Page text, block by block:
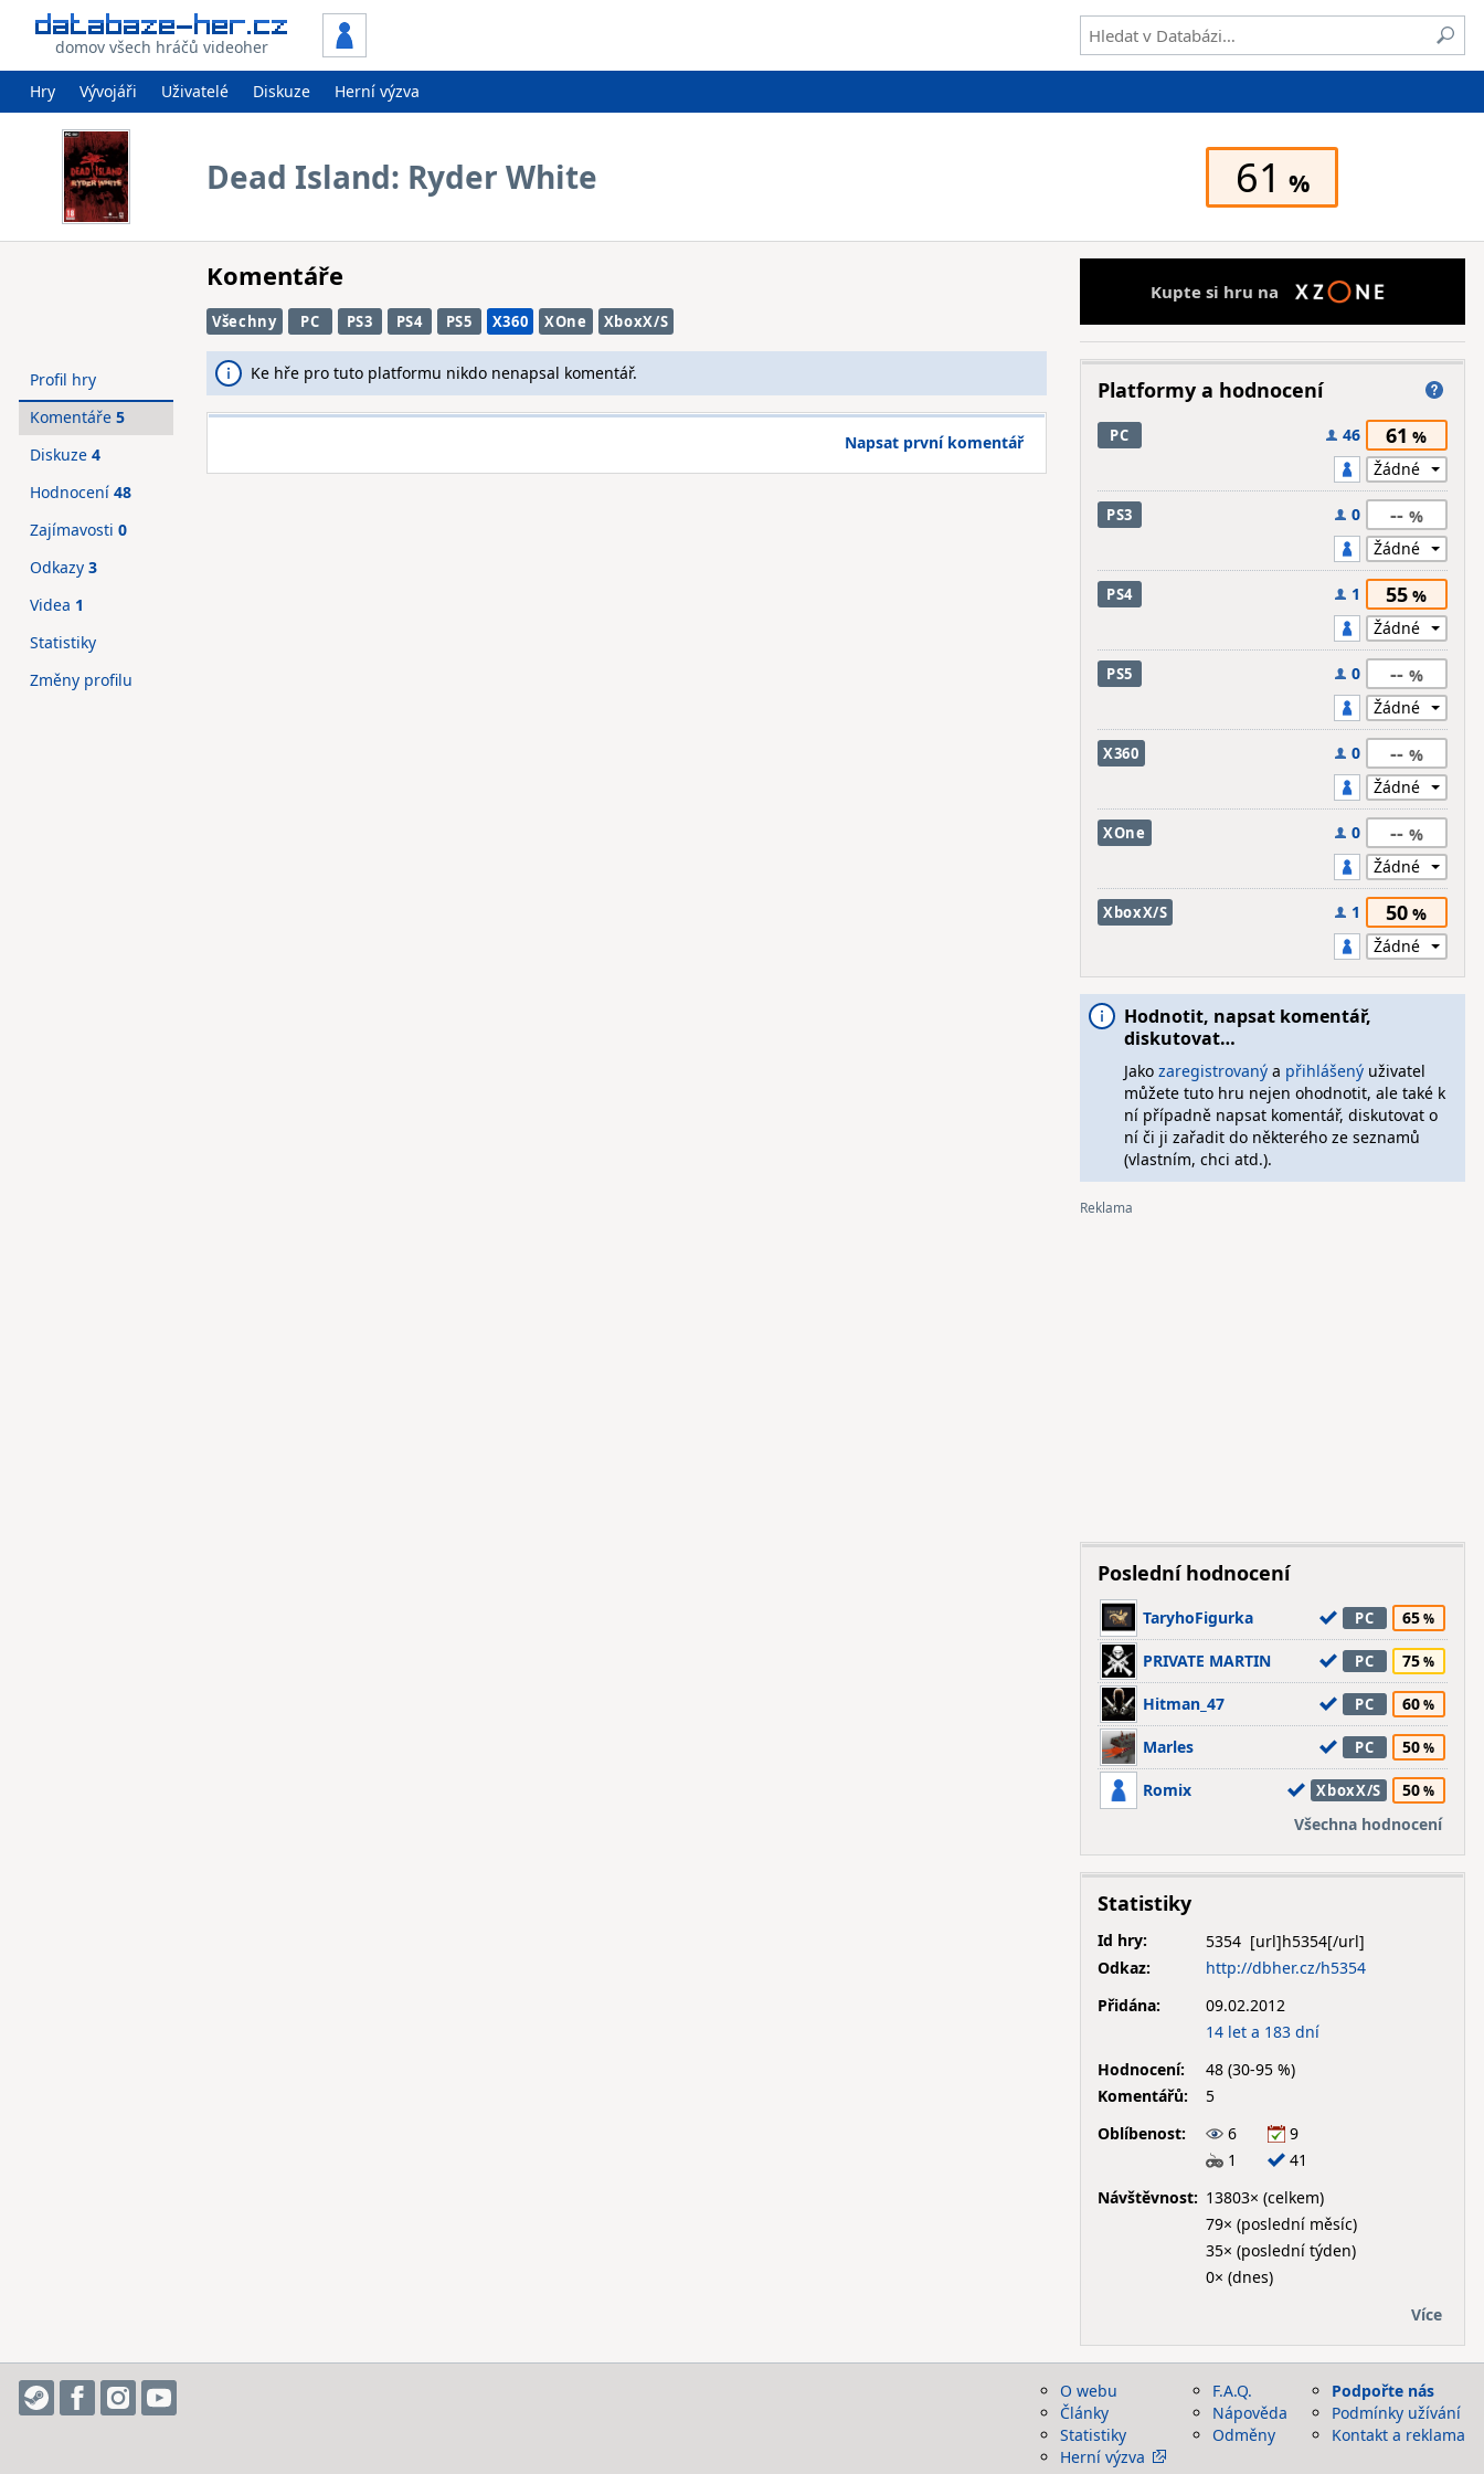
domov všech hráčů videoher
Hry Vývojáři Uživatelé Diskuze Herní výzva
Dead Island: Ryder White 61
Komentáře
Všechny PC PS3 PS4 PS5 X360 XOne XboxX/S
Ke hře pro tuto platformu nikdo nenapsal komentář.
Napsat první komentář
Profil hry
Komentáře 5
Diskuze 4
Hodnocení 48
Zajímavosti 0
Odkazy 3
Videa 1
Statistiky
Změny profilu
Kupte si hru na
Platformy a hodnocení
PC 46 61
PS3 0 --
PS4 1 55
PS5 0 --
X360 0 --
XOne 0 --
XboxX/S 1 50
Hodnotit, napsat komentář,
diskutovat…
Jako zaregistrovanýa přihlášenýuživatel
můžete tuto hru nejen ohodnotit, ale také k
ní případně napsat komentář, diskutovat o
ní či ji zařadit do některého ze seznamů
(vlastním, chci atd.).
Poslední hodnocení
TaryhoFigurka PC 65
PRIVATE MARTIN PC 75
Hitman_47 PC 60
Marles PC 50
Romix XboxX/S
50
Všechna hodnocení
Statistiky
Id hry:
5354
Odkaz:
http://dbher.cz/h5354
Přidána:
09.02.2012
14 let a 183 dní
Hodnocení:
48 (30-95 %)
Komentářů:
5
Oblíbenost:
6
9
1
41
Návštěvnost: 13803× (celkem)
79× (poslední měsíc)
35× (poslední týden)
0× (dnes)
Více
O webu
Články
Statistiky
Herní výzva
F.A.Q.
Nápověda
Odměny
Podpořte nás
Podmínky užívání
Kontakt a reklama